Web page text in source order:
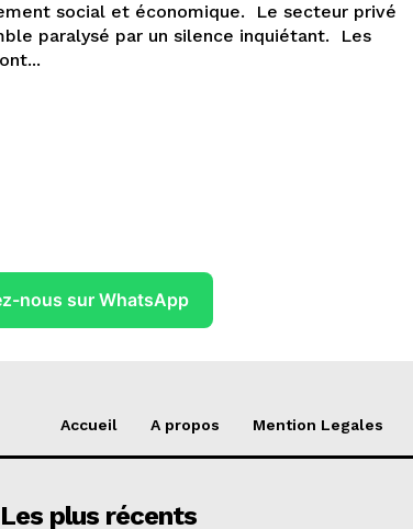
social et économique. Le secteur privé
paralysé par un silence inquiétant. Les
nous sur WhatsApp
Accueil A propos Mention Legales
Les plus récents